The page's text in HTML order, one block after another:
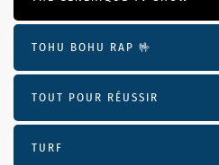
TOHU BOHU RAP 🤟
TOUT POUR RÉUSSIR
TURF